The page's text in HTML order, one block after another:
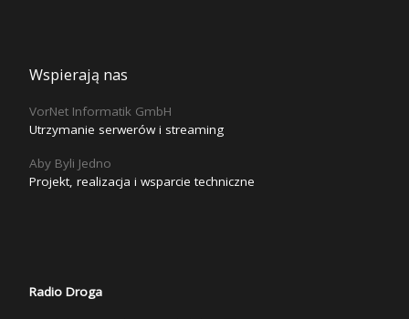
Wspierają nas
VorNet Informatik GmbH
Utrzymanie serwerów i streaming
Aby Byli Jedno
Projekt, realizacja i wsparcie techniczne
Radio Droga